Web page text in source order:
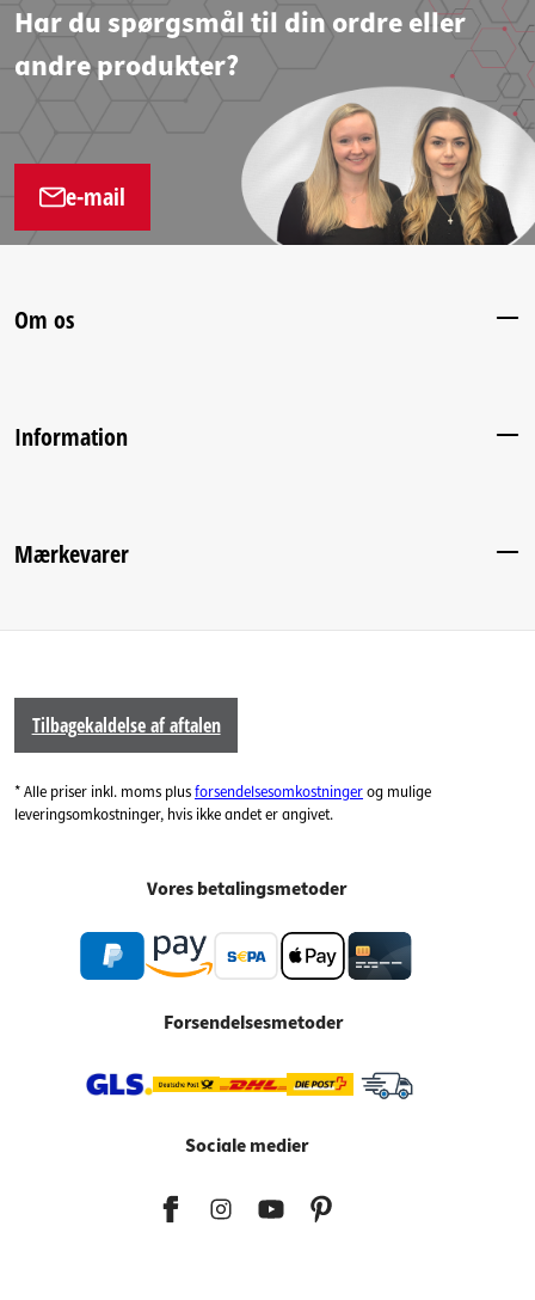
Har du spørgsmål til din ordre eller
andre produkter?
e-mail
Om os
Information
Mærkevarer
Tilbagekaldelse af aftalen
* Alle priser inkl. moms plusforsendelsesomkostningerog mulige
leveringsomkostninger, hvis ikke andet er angivet.
Vores betalingsmetoder
Forsendelsesmetoder
Sociale medier